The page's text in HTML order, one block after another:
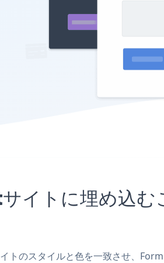
トに埋め込む
のスタイルと色を一致させ、